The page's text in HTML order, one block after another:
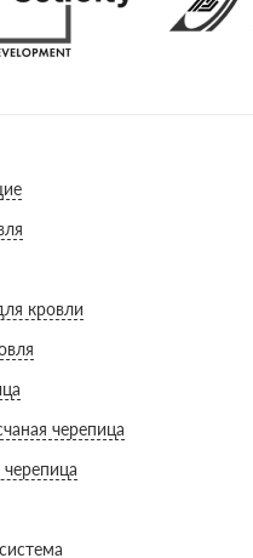
кровли
черепица